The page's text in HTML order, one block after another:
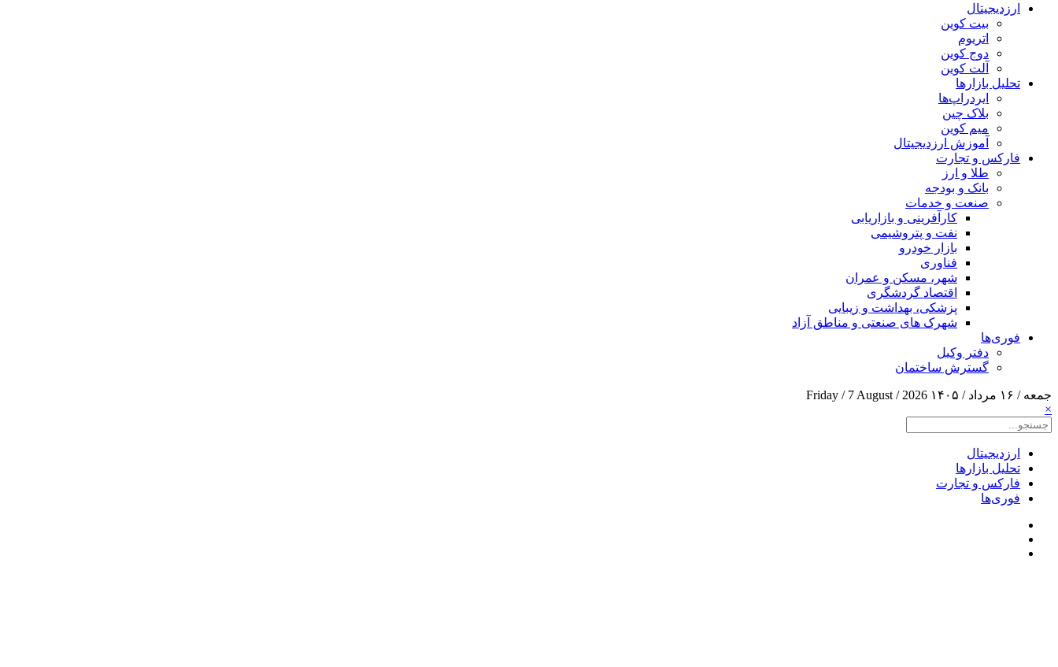
ارزدیجیتال
بیت کوین
اتریوم
دوج کوین
آلت کوین
تحلیل بازارها
ایردراپ‌ها
بلاک چین
میم کوین‌
آموزش ارزدیجیتال
فارکس و تجارت
طلا و ارز
بانک و بودجه
صنعت و خدمات
کارآفرینی و بازاریابی
نفت و پتروشیمی
بازار خودرو
فناوری
شهر، مسکن و عمران
اقتصاد گردشگری
پزشکی، بهداشت و زیبایی
شهرک های صنعتی و مناطق آزاد
فوری‌ها
دفتر وکیل
گسترش ساختمان
جمعه / ۱۶ مرداد / ۱۴۰۵
Friday / 7 August / 2026
×
ارزدیجیتال
تحلیل بازارها
فارکس و تجارت
فوری‌ها